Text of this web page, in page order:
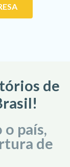
de
país,
de